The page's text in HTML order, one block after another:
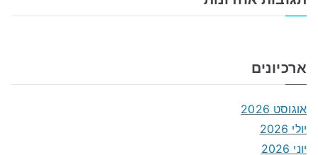
ארכיונים
אוגוסט 2026
יולי 2026
יוני 2026